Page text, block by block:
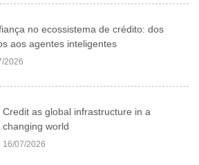
no ecossistema de crédito: dos
aos agentes inteligentes
2026
Credit as global infrastructure in a
changing world
16/07/2026